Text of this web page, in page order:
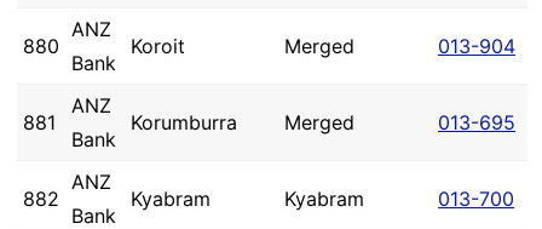
880
ANZ
Bank
Koroit Merged 013-904
881
ANZ
Bank
Korumburra Merged 013-695
882
ANZ
Bank
Kyabram Kyabram 013-700